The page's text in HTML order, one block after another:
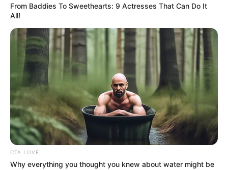
Dimanche 9 Juin 2024 à PARISLONGCHAMP dans la
Réunion n°1 – PRIX DE LA PLACE VENDOME – Plat –
2000 mètres.
From Baddies To Sweethearts: 9 Actresses That Can Do It
All!
CTA LOVE
Why everything you thought you knew about water might be